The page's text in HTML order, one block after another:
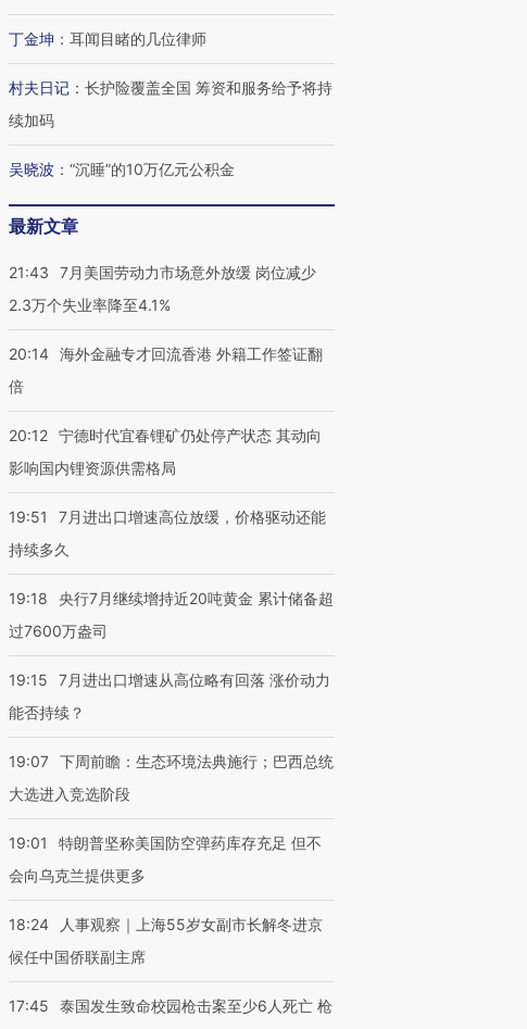
丁金坤 ： 耳闻目睹的几位律师
村夫日记 ： 长护险覆盖全国 筹资和服务给予将持
续加码
吴晓波 ： “沉睡”的10万亿元公积金
最新文章
21:43
7月美国劳动力市场意外放缓 岗位减少
2.3万个失业率降至4.1%
20:14 海外金融专才回流香港 外籍工作签证翻
倍
20:12 宁德时代宜春锂矿仍处停产状态 其动向
影响国内锂资源供需格局
19:51
7月进出口增速高位放缓，价格驱动还能
持续多久
19:18
央行7月继续增持近20吨黄金 累计储备超
过7600万盎司
19:15
7月进出口增速从高位略有回落 涨价动力
能否持续？
19:07 下周前瞻：生态环境法典施行；巴西总统
大选进入竞选阶段
19:01
特朗普坚称美国防空弹药库存充足 但不
会向乌克兰提供更多
18:24
人事观察｜上海55岁女副市长解冬进京
候任中国侨联副主席
17:45 泰国发生致命校园枪击案至少6人死亡 枪